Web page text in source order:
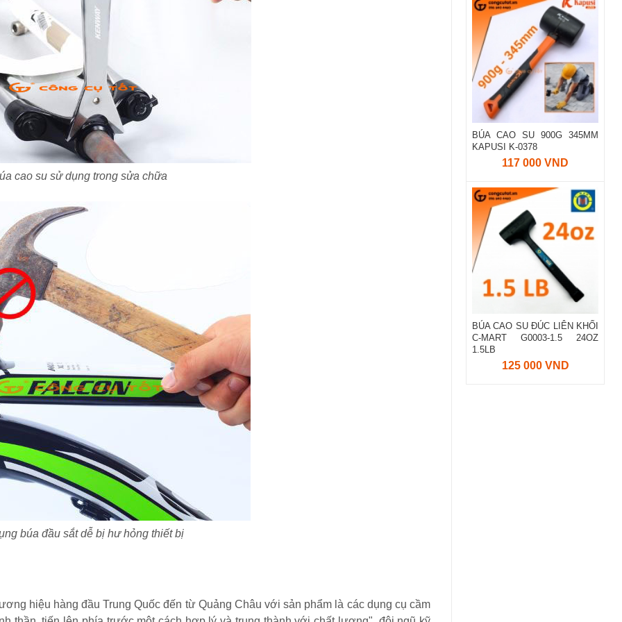
cao su sử dụng trong sửa chữa
búa đầu sắt dễ bị hư hỏng thiết bị
hiệu hàng đầu Trung Quốc đến từ Quảng Châu với sản phẩm là các dụng cụ cầm
BÚA CAO SU 900G 345MM
KAPUSI K-0378
117 000 VND
BÚA CAO SU ĐÚC LIÊN KHỐI
C-MART G0003-1.5 24OZ
1.5LB
125 000 VND